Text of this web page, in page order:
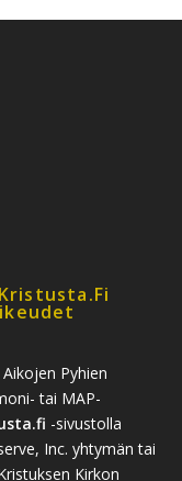
Pyhien
tai MAP-
-sivustolla
Inc. yhtymän tai
Kirkon